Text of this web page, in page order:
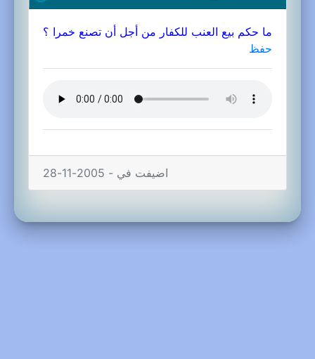
ما حكم بيع العنب للكفار من أجل أن تصنع خمرا ؟
حفظ
اضيفت في - 2005-11-28